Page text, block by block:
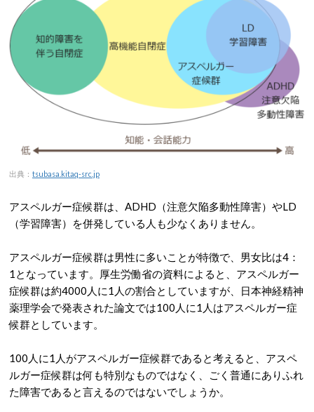
出典： tsubasa.kitaq-src.jp
アスペルガー症候群は、ADHD（注意欠陥多動性障害）やLD
（学習障害）を併発している人も少なくありません。
アスペルガー症候群は男性に多いことが特徴で、男女比は4：
1となっています。厚生労働省の資料によると、アスペルガー
症候群は約4000人に1人の割合としていますが、日本神経精神
薬理学会で発表された論文では100人に1人はアスペルガー症
候群としています。
100人に1人がアスペルガー症候群であると考えると、アスペ
ルガー症候群は何も特別なものではなく、ごく普通にありふれ
た障害であると言えるのではないでしょうか。